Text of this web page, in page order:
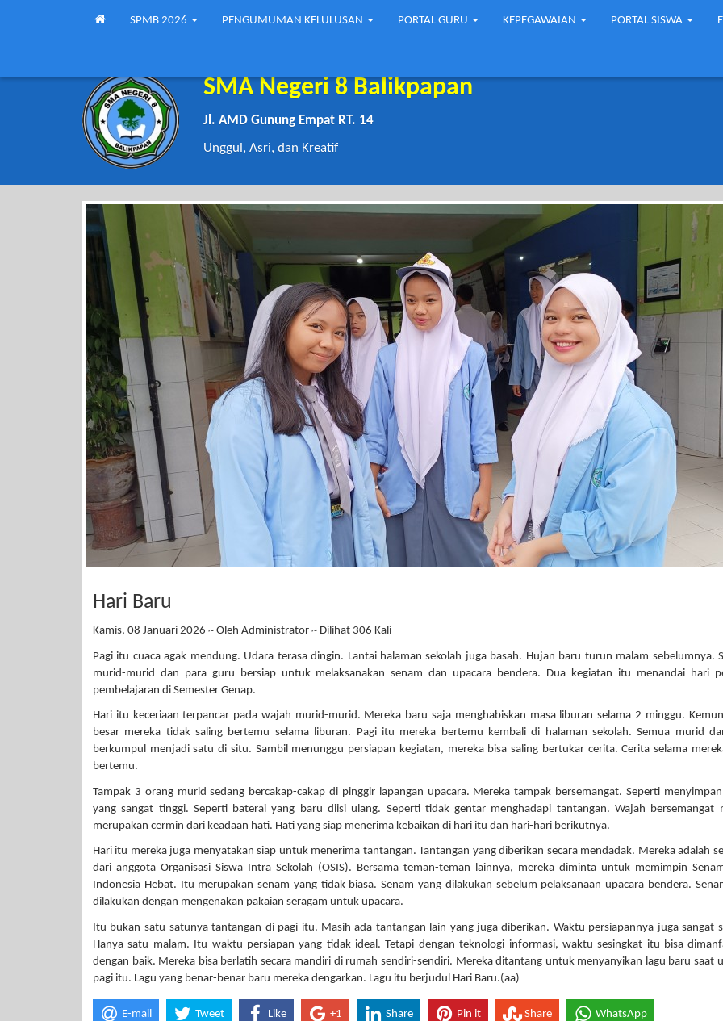
SPMB 2026 PENGUMUMAN KELULUSAN PORTAL GURU KEPEGAWAIAN PORTAL SISWA
SMA Negeri 8 Balikpapan
Jl. AMD Gunung Empat RT. 14
Unggul, Asri, dan Kreatif
Hari Baru
Kamis, 08 Januari 2026 ~ Oleh Administrator ~ Dilihat 306 Kali
Pagi itu cuaca agak mendung. Udara terasa dingin. Lantai halaman sekolah juga basah. Hujan baru turun malam sebelumnya.
murid-murid dan para guru bersiap untuk melaksanakan senam dan upacara bendera. Dua kegiatan itu menandai hari
pembelajaran di Semester Genap.
Hari itu keceriaan terpancar pada wajah murid-murid. Mereka baru saja menghabiskan masa liburan selama 2 minggu.
besar mereka tidak saling bertemu selama liburan. Pagi itu mereka bertemu kembali di halaman sekolah. Semua murid
berkumpul menjadi satu di situ. Sambil menunggu persiapan kegiatan, mereka bisa saling bertukar cerita. Cerita selama
bertemu.
Tampak 3 orang murid sedang bercakap-cakap di pinggir lapangan upacara. Mereka tampak bersemangat. Seperti
yang sangat tinggi. Seperti baterai yang baru diisi ulang. Seperti tidak gentar menghadapi tantangan. Wajah bersemangat
merupakan cermin dari keadaan hati. Hati yang siap menerima kebaikan di hari itu dan hari-hari berikutnya.
Hari itu mereka juga menyatakan siap untuk menerima tantangan. Tantangan yang diberikan secara mendadak. Mereka adalah
dari anggota Organisasi Siswa Intra Sekolah (OSIS). Bersama teman-teman lainnya, mereka diminta untuk memimpin
Indonesia Hebat. Itu merupakan senam yang tidak biasa. Senam yang dilakukan sebelum pelaksanaan upacara bendera.
dilakukan dengan mengenakan pakaian seragam untuk upacara.
Itu bukan satu-satunya tantangan di pagi itu. Masih ada tantangan lain yang juga diberikan. Waktu persiapannya juga sangat
Hanya satu malam. Itu waktu persiapan yang tidak ideal. Tetapi dengan teknologi informasi, waktu sesingkat itu bisa
dengan baik. Mereka bisa berlatih secara mandiri di rumah sendiri-sendiri. Mereka ditantang untuk menyanyikan lagu baru saat
pagi itu. Lagu yang benar-benar baru mereka dengarkan. Lagu itu berjudul Hari Baru.(aa)
E-mail Tweet Like +1 Share Pin it Share WhatsApp